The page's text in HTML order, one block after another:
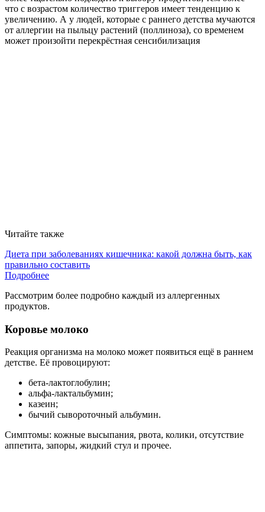
что с возрастом количество триггеров имеет тенденцию к
увеличению. А у людей, которые с раннего детства мучаются
от аллергии на пыльцу растений (поллиноза), со временем
может произойти перекрёстная сенсибилизация
Читайте также
Диета при заболеваниях кишечника: какой должна быть, как
правильно составить
Подробнее
Рассмотрим более подробно каждый из аллергенных
продуктов.
Коровье молоко
Реакция организма на молоко может появиться ещё в раннем
детстве. Её провоцируют:
бета-лактоглобулин;
альфа-лактальбумин;
казеин;
бычий сывороточный альбумин.
Симптомы: кожные высыпания, рвота, колики, отсутствие
аппетита, запоры, жидкий стул и прочее.